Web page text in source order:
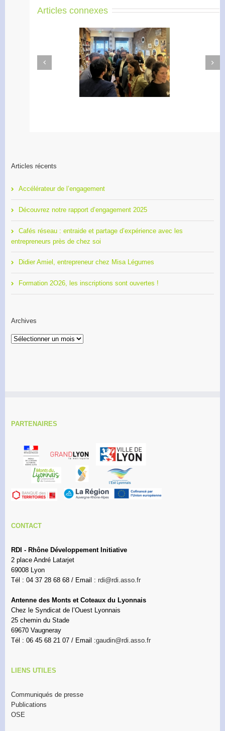
Articles connexes
Accélérateur de
l’engagement
Previous
Next
Articles récents
Accélérateur de l’engagement
Découvrez notre rapport d’engagement 2025
Cafés réseau : entraide et partage d’expérience avec les
entrepreneurs près de chez soi
Didier Amiel, entrepreneur chez Misa Légumes
Formation 2O26, les inscriptions sont ouvertes !
Archives
Archives
PARTENAIRES
CONTACT
RDI - Rhône Développement Initiative
2 place André Latarjet
69008 Lyon
Tél : 04 37 28 68 68 / Email : rdi@rdi.asso.fr
Antenne des Monts et Coteaux du Lyonnais
Chez le Syndicat de l’Ouest Lyonnais
25 chemin du Stade
69670 Vaugneray
Tél : 06 45 68 21 07 / Email :gaudin@rdi.asso.fr
LIENS UTILES
Communiqués de presse
Publications
OSE